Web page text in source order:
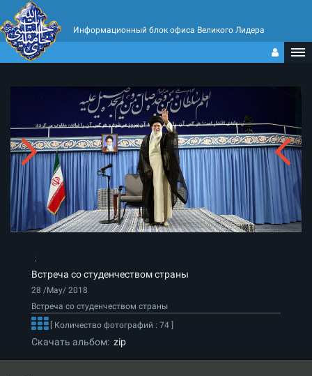
Информационный блок офиса Великого Лидера
Встреча со студенчеством страны
28 /May/ 2018
Встреча со студенчеством страны
[ Количество фотографий : 74 ]
Скачать альбом: zip